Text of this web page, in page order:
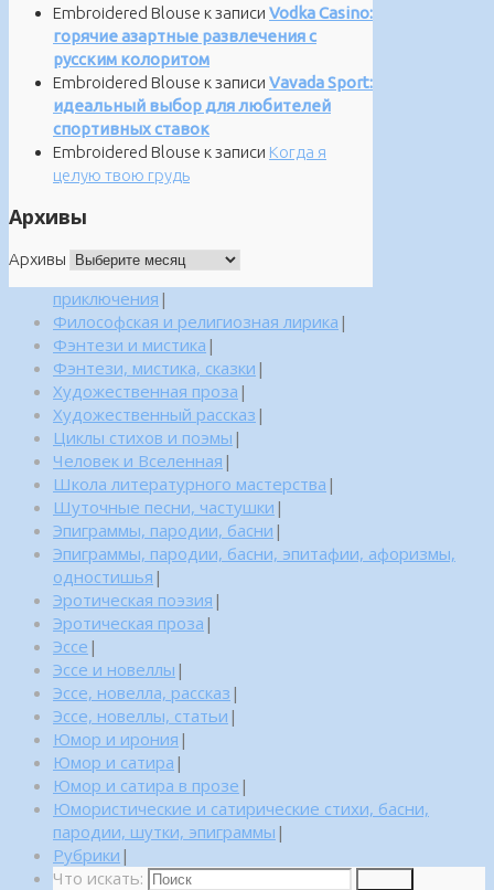
Embroidered Blouse к записи Vodka Casino:
горячие азартные развлечения с
русским колоритом
Embroidered Blouse к записи Vavada Sport:
идеальный выбор для любителей
спортивных ставок
Embroidered Blouse к записи Когда я
целую твою грудь
Архивы
Архивы
приключения |
Философская и религиозная лирика |
Фэнтези и мистика |
Фэнтези, мистика, сказки |
Художественная проза |
Художественный рассказ |
Циклы стихов и поэмы |
Человек и Вселенная |
Школа литературного мастерства |
Шуточные песни, частушки |
Эпиграммы, пародии, басни |
Эпиграммы, пародии, басни, эпитафии, афоризмы,
одностишья |
Эротическая поэзия |
Эротическая проза |
Эссе |
Эссе и новеллы |
Эссе, новелла, рассказ |
Эссе, новеллы, статьи |
Юмор и ирония |
Юмор и сатира |
Юмор и сатира в прозе |
Юмористические и сатирические стихи, басни,
пародии, шутки, эпиграммы |
Рубрики |
Что искать: